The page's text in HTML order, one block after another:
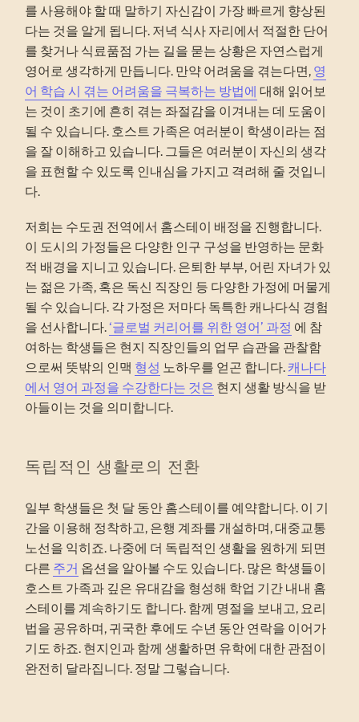
를 사용해야 할 때 말하기 자신감이 가장 빠르게 향상된
다는 것을 알게 됩니다. 저녁 식사 자리에서 적절한 단어
를 찾거나 식료품점 가는 길을 묻는 상황은 자연스럽게
영어로 생각하게 만듭니다. 만약 어려움을 겪는다면, 영
어 학습 시 겪는 어려움을 극복하는 방법에 대해 읽어보
는 것이 초기에 흔히 겪는 좌절감을 이겨내는 데 도움이
될 수 있습니다. 호스트 가족은 여러분이 학생이라는 점
을 잘 이해하고 있습니다. 그들은 여러분이 자신의 생각
을 표현할 수 있도록 인내심을 가지고 격려해 줄 것입니
다.
저희는 수도권 전역에서 홈스테이 배정을 진행합니다.
이 도시의 가정들은 다양한 인구 구성을 반영하는 문화
적 배경을 지니고 있습니다. 은퇴한 부부, 어린 자녀가 있
는 젊은 가족, 혹은 독신 직장인 등 다양한 가정에 머물게
될 수 있습니다. 각 가정은 저마다 독특한 캐나다식 경험
을 선사합니다. ‘글로벌 커리어를 위한 영어’ 과정 에 참
여하는 학생들은 현지 직장인들의 업무 습관을 관찰함
으로써 뜻밖의 인맥 형성 노하우를 얻곤 합니다. 캐나다
에서 영어 과정을 수강한다는 것은 현지 생활 방식을 받
아들이는 것을 의미합니다.
독립적인 생활로의 전환
일부 학생들은 첫 달 동안 홈스테이를 예약합니다. 이 기
간을 이용해 정착하고, 은행 계좌를 개설하며, 대중교통
노선을 익히죠. 나중에 더 독립적인 생활을 원하게 되면
다른 주거 옵션을 알아볼 수도 있습니다. 많은 학생들이
호스트 가족과 깊은 유대감을 형성해 학업 기간 내내 홈
스테이를 계속하기도 합니다. 함께 명절을 보내고, 요리
법을 공유하며, 귀국한 후에도 수년 동안 연락을 이어가
기도 하죠. 현지인과 함께 생활하면 유학에 대한 관점이
완전히 달라집니다. 정말 그렇습니다.